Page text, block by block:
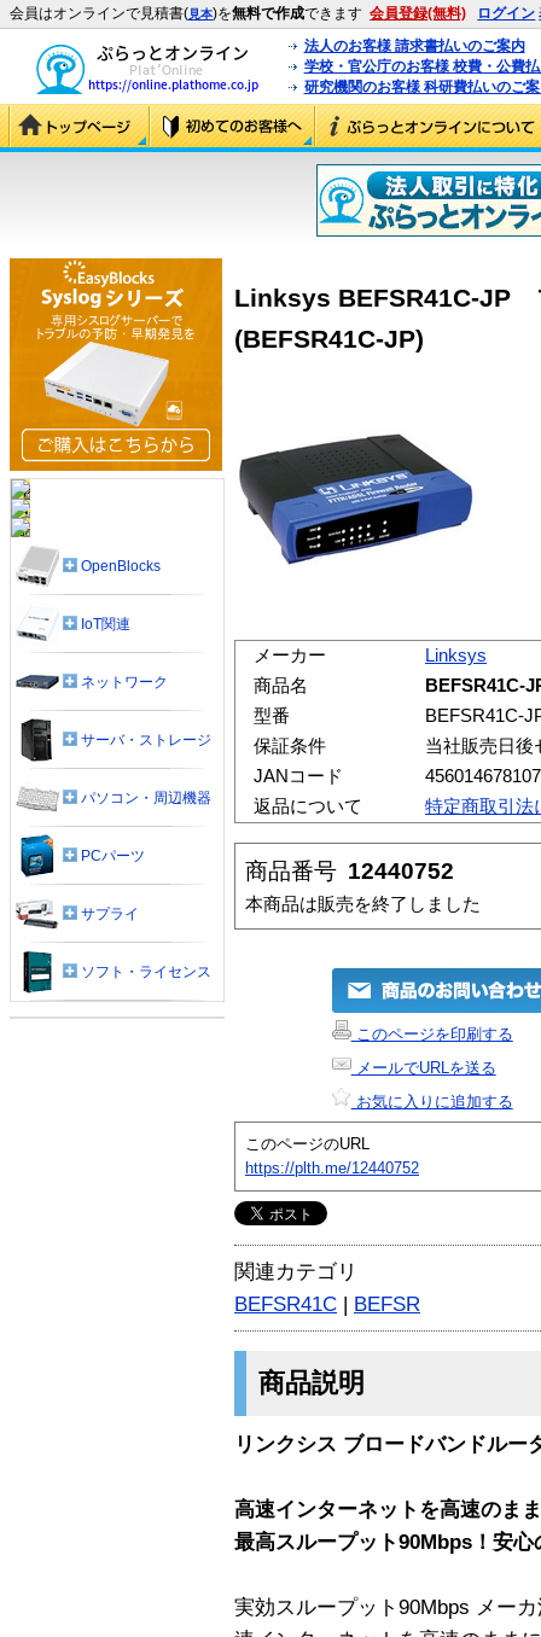
会員はオンラインで見積書(見本)を無料で作成できます 会員登録(無料) ログイン
法人のお客様 請求書払いのご案内
学校・官公庁のお客様 校費・公費
研究機関のお客様 科研費払いのご
Linksys BEFSR41C-JP
(BEFSR41C-JP)
メーカー
Linksys
商品名
BEFSR41C-
型番
BEFSR41C-
保証条件
当社販売日後
JANコード
返品について
特定商取引法
商品番号 12440752
本商品は販売を終了しました
このページを印刷する
メールでURLを送る
お気に入りに追加する
このページのURL
https://plth.me/12440752
関連カテゴリ
BEFSR41C | BEFSR
商品説明
リンクシス ブロードバンドルー
高速インターネットを高速のま
最高スループット90Mbps！安
実効スループット90Mbps メー
OpenBlocks
IoT関連
ネットワーク
サーバ・ストレージ
パソコン・周辺機器
PCパーツ
サプライ
ソフト・ライセンス